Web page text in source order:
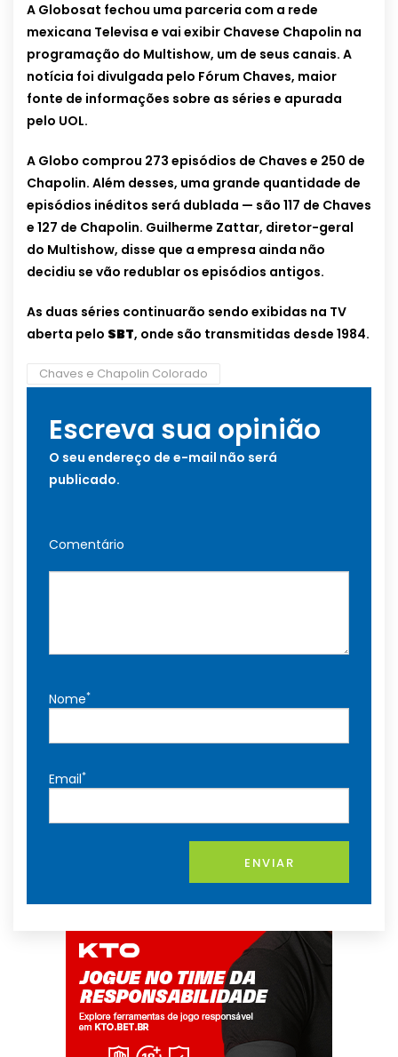
A Globosat fechou uma parceria com a rede
mexicana Televisa e vai exibir Chavese Chapolin na
programação do Multishow, um de seus canais. A
notícia foi divulgada pelo Fórum Chaves, maior
fonte de informações sobre as séries e apurada
pelo UOL.
A Globo comprou 273 episódios de Chaves e 250 de
Chapolin. Além desses, uma grande quantidade de
episódios inéditos será dublada — são 117 de Chaves
e 127 de Chapolin. Guilherme Zattar, diretor-geral
do Multishow, disse que a empresa ainda não
decidiu se vão redublar os episódios antigos.
As duas séries continuarão sendo exibidas na TV
aberta pelo SBT, onde são transmitidas desde 1984.
Chaves e Chapolin Colorado
Escreva sua opinião
O seu endereço de e-mail não será
publicado.
Comentário
Nome*
Email*
ENVIAR